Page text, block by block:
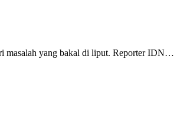
masalah yang bakal di liput. Reporter IDN…